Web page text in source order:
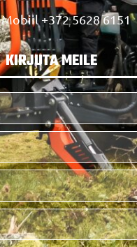
Mobiil +372 5628 6151
KIRJUTA MEILE